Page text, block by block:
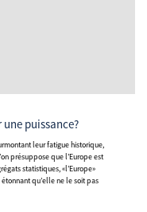
une puissance?
présuppose que l’Europe est
statistiques, «l’Europe»
qu’elle ne le soit pas